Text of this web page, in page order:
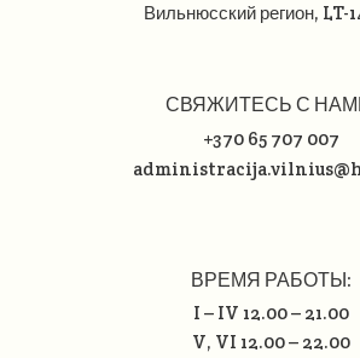
Вильнюсский регион, LT-
СВЯЖИТЕСЬ С
+370 65 707 007
ВРЕМЯ РАБОТЫ:
I – IV 12.00 – 21.00
V, VI 12.00 – 22.00